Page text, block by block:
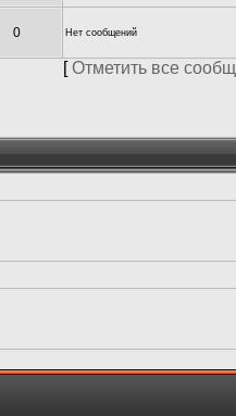
0 Нет сообщений
[Отметить все